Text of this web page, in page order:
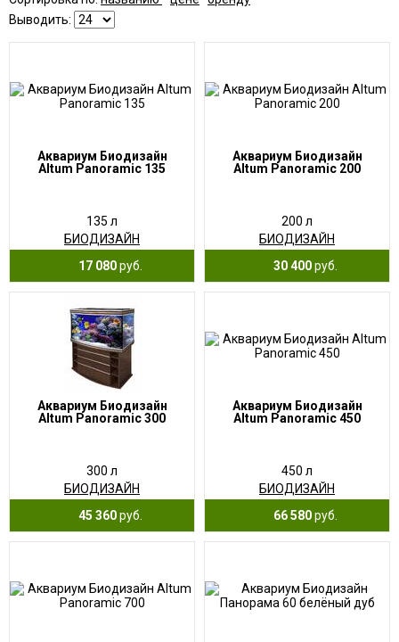
Выводить:
Аквариум Биодизайн
Altum Panoramic 135
135 л
БИОДИЗАЙН
17 080руб.
Аквариум Биодизайн
Altum Panoramic 200
200 л
БИОДИЗАЙН
30 400руб.
Аквариум Биодизайн
Altum Panoramic 300
300 л
БИОДИЗАЙН
45 360руб.
Аквариум Биодизайн
Altum Panoramic 450
450 л
БИОДИЗАЙН
66 580руб.